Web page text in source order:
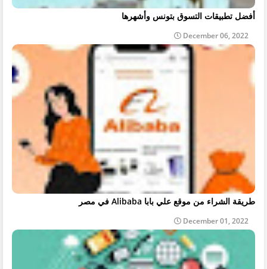
أفضل تطبيقات التسوق بتونس وأشهرها
December 06, 2022
طريقة الشراء من موقع علي بابا Alibaba في مصر
December 01, 2022